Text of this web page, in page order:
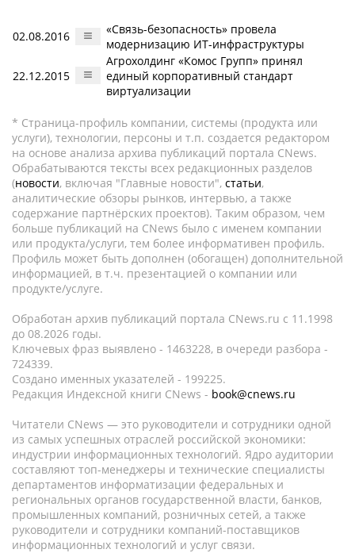
02.08.2016
«Связь-безопасность» провела
модернизацию ИТ-инфраструктуры
22.12.2015
Агрохолдинг «Комос Групп» принял
единый корпоративный стандарт
виртуализации
* Страница-профиль компании, системы (продукта или
услуги), технологии, персоны и т.п. создается редактором
на основе анализа архива публикаций портала CNews.
Обрабатываются тексты всех редакционных разделов
(новости, включая "Главные новости", статьи,
аналитические обзоры рынков, интервью, а также
содержание партнёрских проектов). Таким образом, чем
больше публикаций на CNews было с именем компании
или продукта/услуги, тем более информативен профиль.
Профиль может быть дополнен (обогащен) дополнительной
информацией, в т.ч. презентацией о компании или
продукте/услуге.
Обработан архив публикаций портала CNews.ru c 11.1998
до 08.2026 годы.
Ключевых фраз выявлено - 1463228, в очереди разбора -
724339.
Создано именных указателей - 199225.
Редакция Индексной книги CNews - book@cnews.ru
Читатели CNews — это руководители и сотрудники одной
из самых успешных отраслей российской экономики:
индустрии информационных технологий. Ядро аудитории
составляют топ-менеджеры и технические специалисты
департаментов информатизации федеральных и
региональных органов государственной власти, банков,
промышленных компаний, розничных сетей, а также
руководители и сотрудники компаний-поставщиков
информационных технологий и услуг связи.